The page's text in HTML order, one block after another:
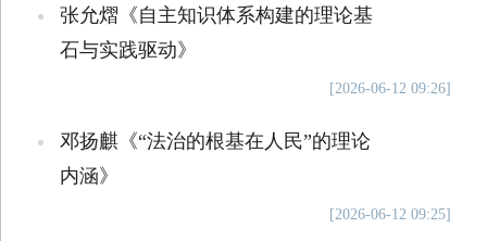
张允熠《自主知识体系构建的理论基
石与实践驱动》
[2026-06-12 09:26]
邓扬麒《“法治的根基在人民”的理论
内涵》
[2026-06-12 09:25]